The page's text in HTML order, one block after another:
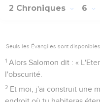
2 Chroniques 6
Seuls les Évangiles sont
1 Alors Salomon dit : «
l'obscurité.
2 Et moi, j'ai construit une